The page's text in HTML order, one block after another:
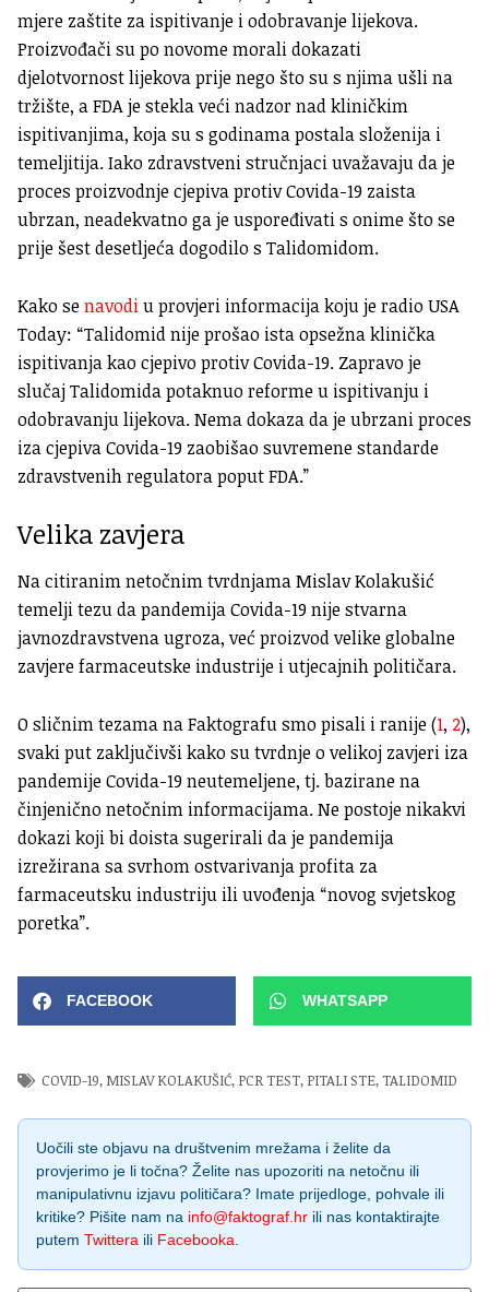
mjere zaštite za ispitivanje i odobravanje lijekova.
Proizvođači su po novome morali dokazati
djelotvornost lijekova prije nego što su s njima ušli na
tržište, a FDA je stekla veći nadzor nad kliničkim
ispitivanjima, koja su s godinama postala složenija i
temeljitija. Iako zdravstveni stručnjaci uvažavaju da je
proces proizvodnje cjepiva protiv Covida-19 zaista
ubrzan, neadekvatno ga je uspoređivati s onime što se
prije šest desetljeća dogodilo s Talidomidom.
Kako senavodiu provjeri informacija koju je radio USA
Today: “Talidomid nije prošao ista opsežna klinička
ispitivanja kao cjepivo protiv Covida-19. Zapravo je
slučaj Talidomida potaknuo reforme u ispitivanju i
odobravanju lijekova. Nema dokaza da je ubrzani proces
iza cjepiva Covida-19 zaobišao suvremene standarde
zdravstvenih regulatora poput FDA.”
Velika zavjera
Na citiranim netočnim tvrdnjama Mislav Kolakušić
temelji tezu da pandemija Covida-19 nije stvarna
javnozdravstvena ugroza, već proizvod velike globalne
zavjere farmaceutske industrije i utjecajnih političara.
O sličnim tezama na Faktografu smo pisali i ranije (1, 2),
svaki put zaključivši kako su tvrdnje o velikoj zavjeri iza
pandemije Covida-19 neutemeljene, tj. bazirane na
činjenično netočnim informacijama. Ne postoje nikakvi
dokazi koji bi doista sugerirali da je pandemija
izrežirana sa svrhom ostvarivanja profita za
farmaceutsku industriju ili uvođenja “novog svjetskog
poretka”.
FACEBOOK WHATSAPP
COVID-19, MISLAV KOLAKUŠIĆ, PCR TEST, PITALI STE,TALIDOMID
Uočili ste objavu na društvenim mrežama i želite da
provjerimo je li točna? Želite nas upozoriti na netočnu ili
manipulativnu izjavu političara? Imate prijedloge, pohvale ili
kritike? Pišite nam na info@faktograf.hr ili nas kontaktirajte
putem Twittera ili Facebooka